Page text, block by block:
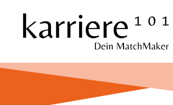
springen